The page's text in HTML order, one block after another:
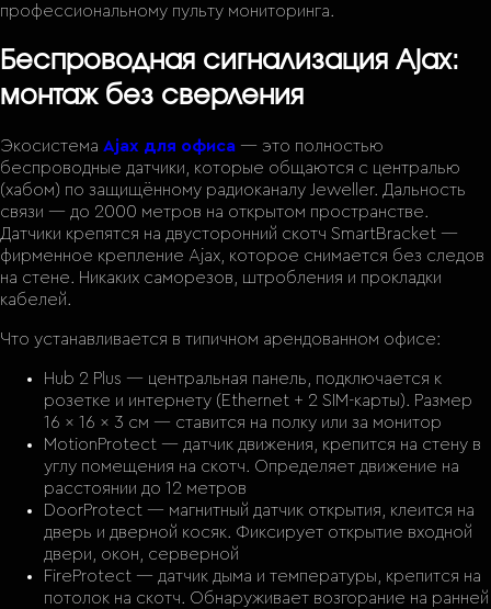
профессиональному пульту мониторинга.
Беспроводная сигнализация Ajax:
монтаж без сверления
Экосистема Ajax для офиса — это полностью
беспроводные датчики, которые общаются с централью
(хабом) по защищённому радиоканалу Jeweller. Дальность
связи — до 2000 метров на открытом пространстве.
Датчики крепятся на двусторонний скотч SmartBracket —
фирменное крепление Ajax, которое снимается без следов
на стене. Никаких саморезов, штробления и прокладки
кабелей.
Что устанавливается в типичном арендованном офисе:
Hub 2 Plus — центральная панель, подключается к
розетке и интернету (Ethernet + 2 SIM-карты). Размер
16 × 16 × 3 см — ставится на полку или за монитор
MotionProtect — датчик движения, крепится на стену в
углу помещения на скотч. Определяет движение на
расстоянии до 12 метров
DoorProtect — магнитный датчик открытия, клеится на
дверь и дверной косяк. Фиксирует открытие входной
двери, окон, серверной
FireProtect — датчик дыма и температуры, крепится на
потолок на скотч. Обнаруживает возгорание на ранней